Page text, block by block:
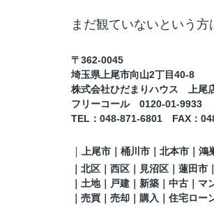
まだ観ていないという
〒362-0045
埼玉県上尾市向山2丁目40-8
株式会社ひだまりハウス 上尾
フリーコール 0120-01-9933
TEL ：048-871-6801 FAX ：
｜ 上尾市｜桶川市｜北本市｜鴻
北区 ｜西区｜見沼区 ｜蓮田市
｜土地｜戸建｜新築｜中古｜マ
｜売買｜売却｜購入｜住宅ロー